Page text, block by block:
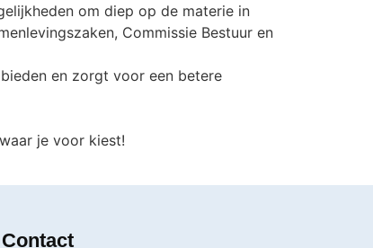
om diep op de materie in
Commissie Bestuur en
en zorgt voor een betere
je voor kiest!
Contact